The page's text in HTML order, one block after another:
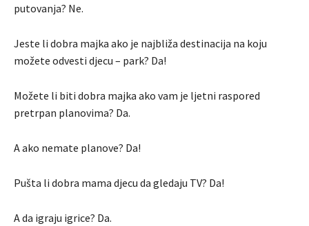
putovanja? Ne.
Jeste li dobra majka ako je najbliža destinacija na koju
možete odvesti djecu – park? Da!
Možete li biti dobra majka ako vam je ljetni raspored
pretrpan planovima? Da.
A ako nemate planove? Da!
Pušta li dobra mama djecu da gledaju TV? Da!
A da igraju igrice? Da.